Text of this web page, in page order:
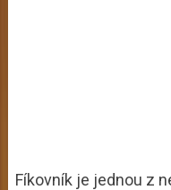
Fíkovník je jednou z